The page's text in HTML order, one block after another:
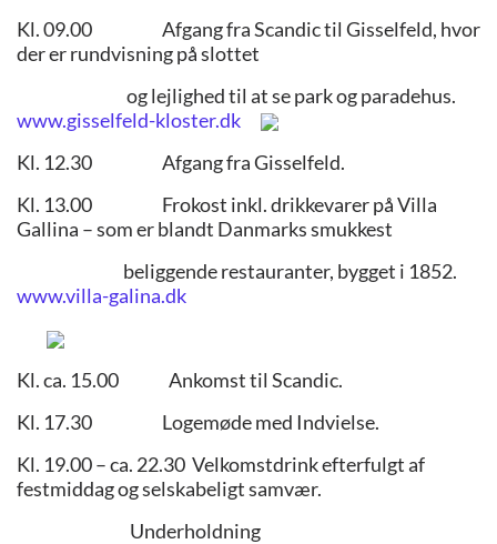
Kl. 09.00 Afgang fra Scandic til Gisselfeld, hvor
der er rundvisning på slottet
og lejlighed til at se park og paradehus.
www.gisselfeld-kloster.dk
Kl. 12.30 Afgang fra Gisselfeld.
Kl. 13.00 Frokost inkl. drikkevarer på Villa
Gallina – som er blandt Danmarks smukkest
beliggende restauranter, bygget i 1852.
www.villa-galina.dk
Kl. ca. 15.00 Ankomst til Scandic.
Kl. 17.30 Logemøde med Indvielse.
Kl. 19.00 – ca. 22.30 Velkomstdrink efterfulgt af
festmiddag og selskabeligt samvær.
Underholdning